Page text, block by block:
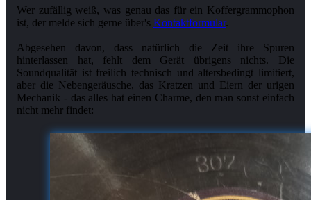
Wer zufällig weiß, was genau das für ein Koffergrammophon
ist, der melde sich gerne über's Kontaktformular.
Abgesehen davon, dass natürlich die Zeit ihre Spuren
hinterlassen hat, fehlt dem Gerät übrigens nichts. Die
Soundqualität ist freilich technisch und altersbedingt limitiert,
aber die Nebengeräusche, das Kratzen und Eiern der urigen
Mechanik - das alles hat einen Charme, den man sonst einfach